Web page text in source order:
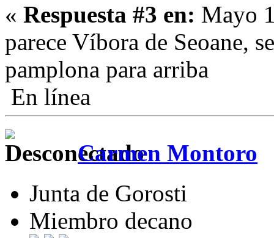
« Respuesta #3 en: Mayo
parece Víbora de Seoane,
pamplona para arriba
En línea
Carmen Montoro
Junta de Gorosti
Miembro decano